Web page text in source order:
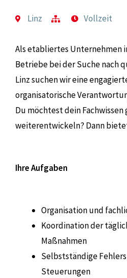
Linz Vollzeit
Als etabliertes Unternehmen
Betriebe bei der Suche nach
Linz suchen wir eine
organisatorische
Du möchtest dein
weiterentwickeln? Dann
Ihre Aufgaben
Organisation und
Koordination der
Maßnahmen
Selbstständige
Steuerungen